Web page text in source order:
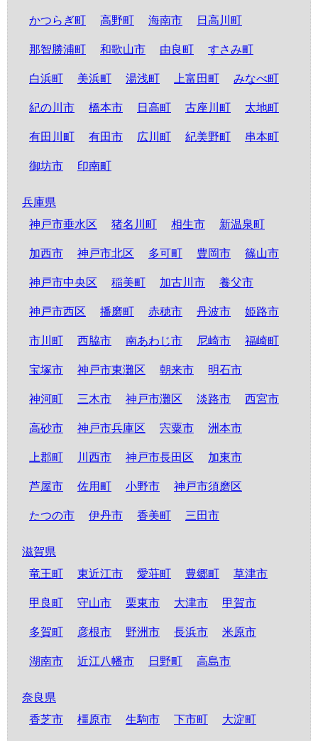
かつらぎ町 高野町 海南市 日高川町
那智勝浦町 和歌山市 由良町 すさみ町
白浜町 美浜町 湯浅町 上富田町 みなべ町
紀の川市 橋本市 日高町 古座川町 太地町
有田川町 有田市 広川町 紀美野町 串本町
御坊市 印南町
兵庫県
神戸市垂水区
猪名川町 相生市 新温泉町
加西市 神戸市北区 多可町 豊岡市 篠山市
神戸市中央区 稲美町 加古川市 養父市
神戸市西区 播磨町 赤穂市 丹波市 姫路市
市川町 西脇市 南あわじ市 尼崎市 福崎町
宝塚市 神戸市東灘区 朝来市 明石市
神河町 三木市 神戸市灘区 淡路市 西宮市
高砂市 神戸市兵庫区 宍粟市 洲本市
上郡町 川西市 神戸市長田区 加東市
芦屋市 佐用町 小野市 神戸市須磨区
たつの市 伊丹市 香美町 三田市
滋賀県
竜王町
東近江市 愛荘町 豊郷町 草津市
甲良町 守山市 栗東市 大津市 甲賀市
多賀町 彦根市 野洲市 長浜市 米原市
湖南市 近江八幡市 日野町 高島市
奈良県
香芝市
橿原市 生駒市 下市町 大淀町